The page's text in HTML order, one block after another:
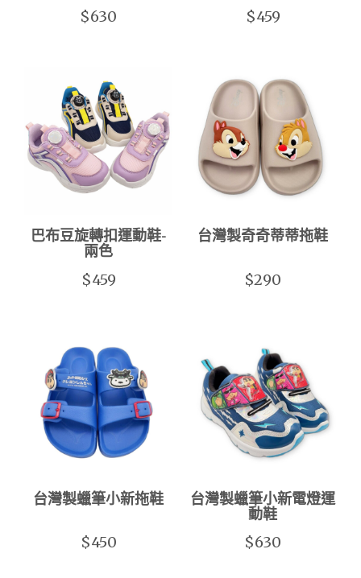
$630 $459
巴布豆旋轉扣運動鞋-
兩色
$459
台灣製奇奇蒂蒂拖鞋
$290
台灣製蠟筆小新拖鞋
$450
台灣製蠟筆小新電燈運
動鞋
$630